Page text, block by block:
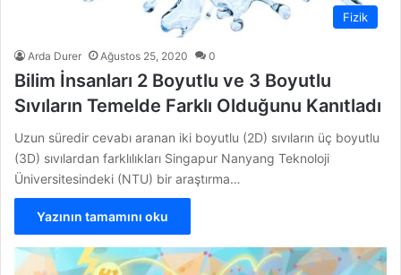
Fizik
Arda Durer Ağustos 25, 2020 0
Bilim İnsanları 2 Boyutlu ve 3 Boyutlu
Sıvıların Temelde Farklı Olduğunu Kanıtladı
Uzun süredir cevabı aranan iki boyutlu (2D) sıvıların üç boyutlu
(3D) sıvılardan farklılıkları Singapur Nanyang Teknoloji
Üniversitesindeki (NTU) bir araştırma…
Yazının tamamını oku